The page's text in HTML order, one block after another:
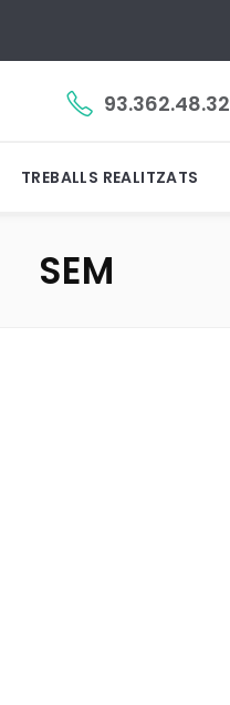
93.362.48.32
TREBALLS REALITZATS
SEM